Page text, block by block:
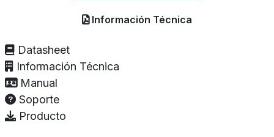
Información Técnica
Datasheet
Información Técnica
Manual
Soporte
Producto